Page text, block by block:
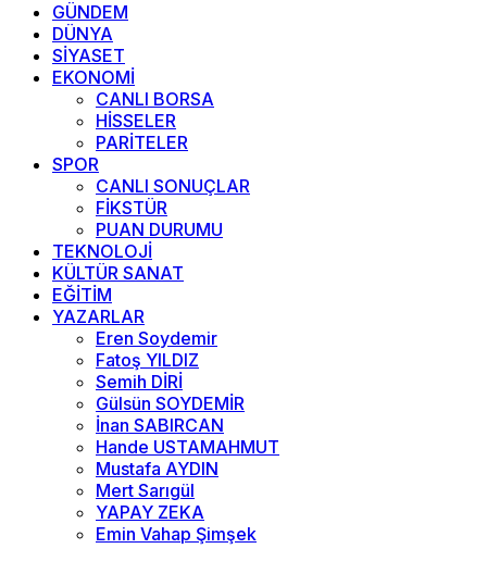
GÜNDEM
DÜNYA
SİYASET
EKONOMİ
CANLI BORSA
HİSSELER
PARİTELER
SPOR
CANLI SONUÇLAR
FİKSTÜR
PUAN DURUMU
TEKNOLOJİ
KÜLTÜR SANAT
EĞİTİM
YAZARLAR
Eren Soydemir
Fatoş YILDIZ
Semih DİRİ
Gülsün SOYDEMİR
İnan SABIRCAN
Hande USTAMAHMUT
Mustafa AYDIN
Mert Sarıgül
YAPAY ZEKA
Emin Vahap Şimşek